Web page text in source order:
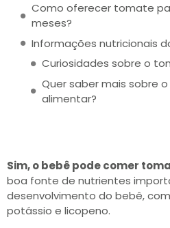
Como oferecer tomate
meses?
Informações nutricionais
Curiosidades sobre o
Quer saber mais sobre
alimentar?
Sim, o bebê pode comer
boa fonte de nutrientes
desenvolvimento do bebê,
potássio e licopeno.